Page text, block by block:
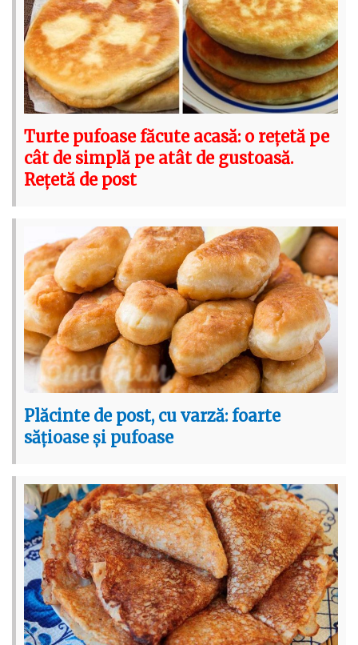
Turte pufoase făcute acasă: o rețetă pe
cât de simplă pe atât de gustoasă.
Rețetă de post
Plăcinte de post, cu varză: foarte
sățioase și pufoase